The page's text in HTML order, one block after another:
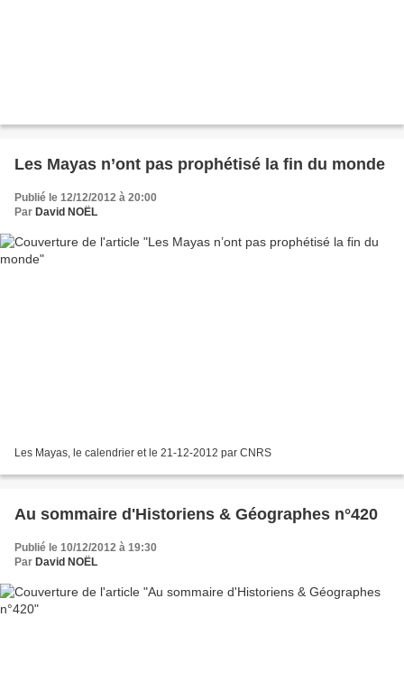
Les Mayas n’ont pas prophétisé la fin du monde
Publié le 12/12/2012 à 20:00
Par David NOËL
Les Mayas, le calendrier et le 21-12-2012 par CNRS
Au sommaire d'Historiens & Géographes n°420
Publié le 10/12/2012 à 19:30
Par David NOËL